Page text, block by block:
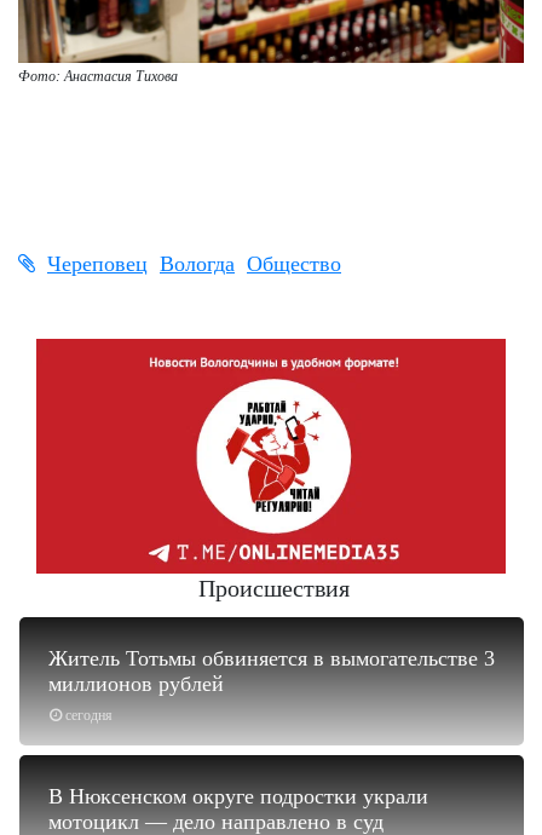
Фото: Анастасия Тихова
Череповец Вологда Общество
Происшествия
сегодня
Житель Тотьмы обвиняется в вымогательстве 3
миллионов рублей
В Нюксенском округе подростки украли
мотоцикл — дело направлено в суд